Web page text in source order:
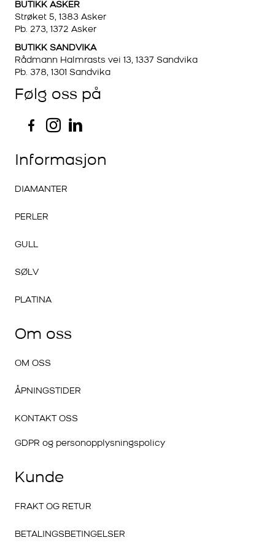
BUTIKK ASKER
Strøket 5, 1383 Asker
Pb. 273, 1372 Asker
BUTIKK SANDVIKA
Rådmann Halmrasts vei 13, 1337 Sandvika
Pb. 378, 1301 Sandvika
Følg oss på
Informasjon
DIAMANTER
PERLER
GULL
SØLV
PLATINA
Om oss
OM OSS
ÅPNINGSTIDER
KONTAKT OSS
GDPR og personopplysningspolicy
Kunde
FRAKT OG RETUR
BETALINGSBETINGELSER